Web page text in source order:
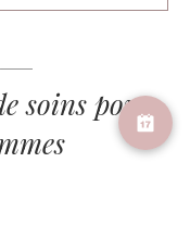
soins pour